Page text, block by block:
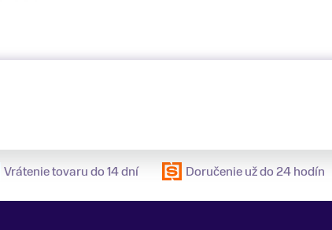
Vrátenie tovaru do 14 dní Doručenie už do 24 hodín